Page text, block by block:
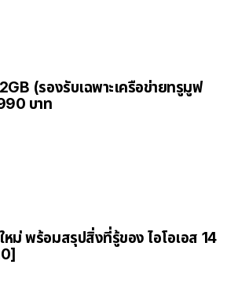
(รองรับเฉพาะเครือข่ายทรูมูฟ
บาท
หม่ พร้อมสรุปสิ่งที่รู้ของ ไอโอเอส 14